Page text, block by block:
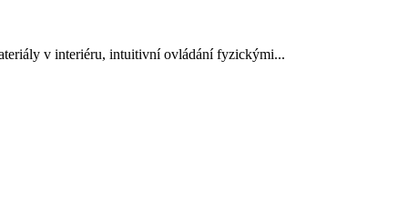
v interiéru, intuitivní ovládání fyzickými...